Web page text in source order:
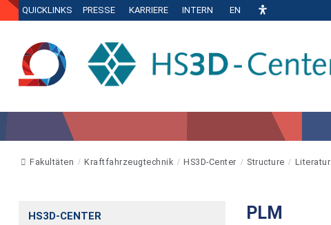
QUICKLINKS PRESSE KARRIERE INTERN EN
Fakultäten Kraftfahrzeugtechnik HS3D-Center Structure Literatur
HS3D-CENTER PLM